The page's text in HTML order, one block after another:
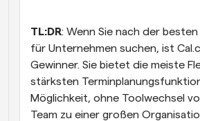
Treffen Sie sich in wenigen
Dynamische Gruppenlinks
Nahtlos Meetings mit mehreren
Webhooks
TL:DR: Wenn Sie nach der
für Unternehmen suchen, ist
Gewinner. Sie bietet die meiste
stärksten
Möglichkeit, ohne Toolwechsel
Team zu einer großen